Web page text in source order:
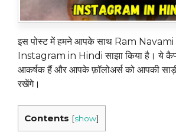
इस पोस्ट में हमने आपके साथ Ram
Instagram in Hindi साझा किया है। ये
आकर्षक हैं और आपके फ़ॉलोअर्स को आपकी
रखेंगे।
Contents [show]